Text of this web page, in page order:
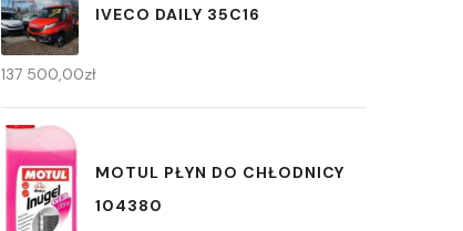
IVECO DAILY 35C16
137 500,00zł
MOTUL PŁYN DO CHŁODNICY
104380